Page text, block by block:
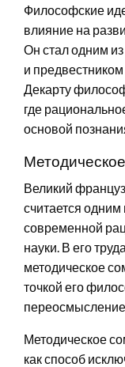
Философские
влияние на
Он стал одним
и
Декарту
где
основой
Великий
считается
современной
науки. В его
методическое
точкой его
Методическое
как способ